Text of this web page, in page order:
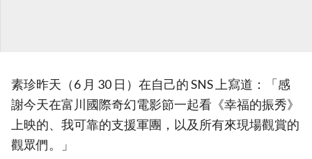
素珍昨天（6 月 30 日）在自己的 SNS 上寫道：「感
謝今天在富川國際奇幻電影節一起看《幸福的振秀》
上映的、我可靠的支援軍團，以及所有來現場觀賞的
觀眾們。」